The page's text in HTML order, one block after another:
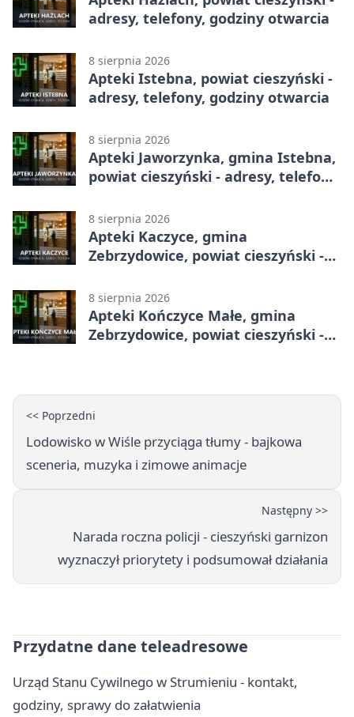
adresy, telefony, godziny otwarcia
8 sierpnia 2026
Apteki Istebna, powiat cieszyński -
adresy, telefony, godziny otwarcia
8 sierpnia 2026
Apteki Jaworzynka, gmina Istebna,
powiat cieszyński - adresy, telefony,
8 sierpnia 2026
Apteki Kaczyce, gmina
Zebrzydowice, powiat cieszyński -
8 sierpnia 2026
Apteki Kończyce Małe, gmina
Zebrzydowice, powiat cieszyński -
<< Poprzedni
Lodowisko w Wiśle przyciąga tłumy - bajkowa
sceneria, muzyka i zimowe animacje
Następny >>
Narada roczna policji - cieszyński garnizon
wyznaczył priorytety i podsumował działania
Przydatne dane teleadresowe
Urząd Stanu Cywilnego w Strumieniu - kontakt,
godziny, sprawy do załatwienia